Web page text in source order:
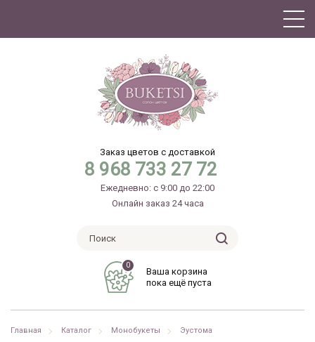
Заказ цветов с доставкой
8 968 733 27 72
Ежедневно: с 9:00 до 22:00
Онлайн заказ 24 часа
0
Ваша корзина
пока ещё пуста
Главная Каталог Монобукеты Эустома